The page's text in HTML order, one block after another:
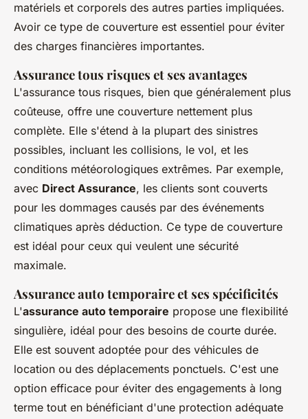
matériels et corporels des autres parties impliquées.
Avoir ce type de couverture est essentiel pour éviter
des charges financières importantes.
Assurance tous risques et ses avantages
L'assurance tous risques, bien que généralement plus
coûteuse, offre une couverture nettement plus
complète. Elle s'étend à la plupart des sinistres
possibles, incluant les collisions, le vol, et les
conditions météorologiques extrêmes. Par exemple,
avec Direct Assurance, les clients sont couverts
pour les dommages causés par des événements
climatiques après déduction. Ce type de couverture
est idéal pour ceux qui veulent une sécurité
maximale.
Assurance auto temporaire et ses spécificités
L'assurance auto temporaire propose une flexibilité
singulière, idéal pour des besoins de courte durée.
Elle est souvent adoptée pour des véhicules de
location ou des déplacements ponctuels. C'est une
option efficace pour éviter des engagements à long
terme tout en bénéficiant d'une protection adéquate